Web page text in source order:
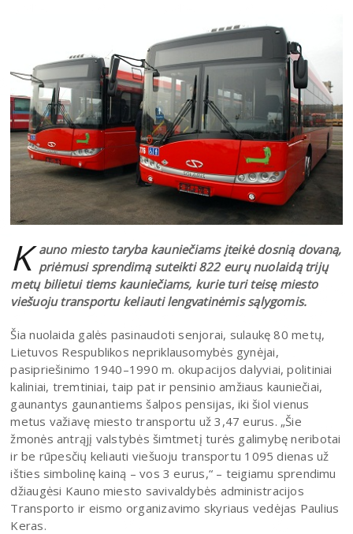
K auno miesto taryba kauniečiams įteikė dosnią dovaną,
priėmusi sprendimą suteikti 822 eurų nuolaidą trijų
metų bilietui tiems kauniečiams, kurie turi teisę miesto
viešuoju transportu keliauti lengvatinėmis sąlygomis.
Šia nuolaida galės pasinaudoti senjorai, sulaukę 80 metų,
Lietuvos Respublikos nepriklausomybės gynėjai,
pasipriešinimo 1940–1990 m. okupacijos dalyviai, politiniai
kaliniai, tremtiniai, taip pat ir pensinio amžiaus kauniečiai,
gaunantys gaunantiems šalpos pensijas, iki šiol vienus
metus važiavę miesto transportu už 3,47 eurus. „Šie
žmonės antrąjį valstybės šimtmetį turės galimybę neribotai
ir be rūpesčių keliauti viešuoju transportu 1095 dienas už
išties simbolinę kainą – vos 3 eurus,“ – teigiamu sprendimu
džiaugėsi Kauno miesto savivaldybės administracijos
Transporto ir eismo organizavimo skyriaus vedėjas Paulius
Keras.